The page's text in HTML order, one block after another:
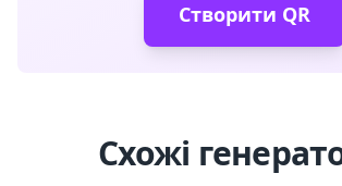
Створити QR
Схожі